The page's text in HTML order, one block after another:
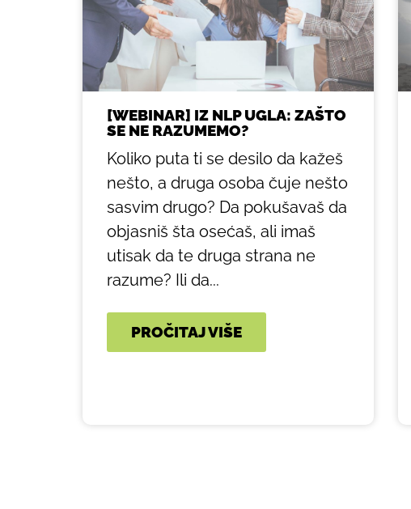
[WEBINAR] IZ NLP UGLA: ZAŠTO
SE NE RAZUMEMO?
Koliko puta ti se desilo da kažeš
nešto, a druga osoba čuje nešto
sasvim drugo? Da pokušavaš da
objasniš šta osećaš, ali imaš
utisak da te druga strana ne
razume? Ili da...
PROČITAJ VIŠE